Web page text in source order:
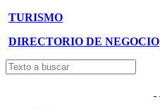
TURISMO
DIRECTORIO DE NEGOCIO